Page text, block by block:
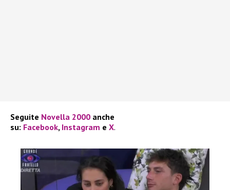
Seguite Novella 2000 anche
su: Facebook, Instagram e X.